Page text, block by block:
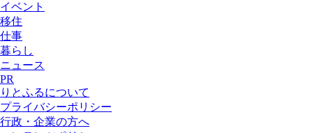
イベント
移住
仕事
暮らし
ニュース
PR
りとふるについて
プライバシーポリシー
行政・企業の方へ